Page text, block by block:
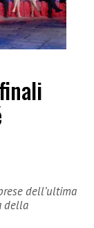
dell’ultima
della